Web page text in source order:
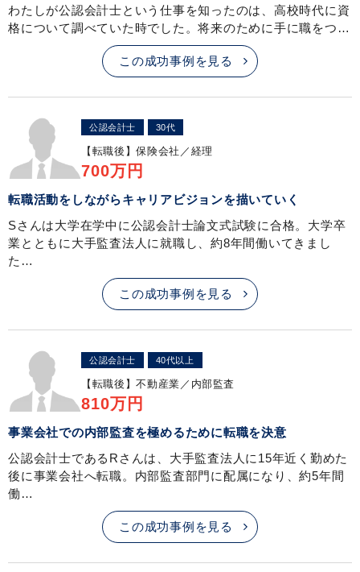
わたしが公認会計士という仕事を知ったのは、高校時代に資
格について調べていた時でした。将来のために手に職をつ…
この成功事例を見る
公認会計士 30代
【転職後】保険会社／経理
700万円
転職活動をしながらキャリアビジョンを描いていく
Sさんは大学在学中に公認会計士論文式試験に合格。大学卒
業とともに大手監査法人に就職し、約8年間働いてきまし
た…
この成功事例を見る
公認会計士 40代以上
【転職後】不動産業／内部監査
810万円
事業会社での内部監査を極めるために転職を決意
公認会計士であるRさんは、大手監査法人に15年近く勤めた
後に事業会社へ転職。内部監査部門に配属になり、約5年間
働…
この成功事例を見る